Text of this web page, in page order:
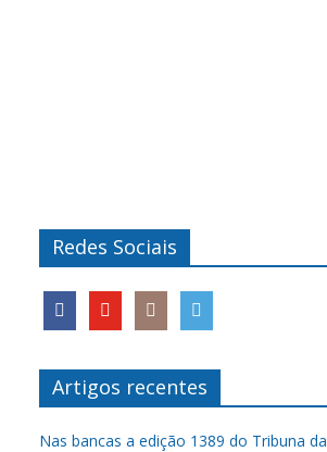
Redes Sociais
Artigos recentes
Nas bancas a edição 1389 do Tribuna da